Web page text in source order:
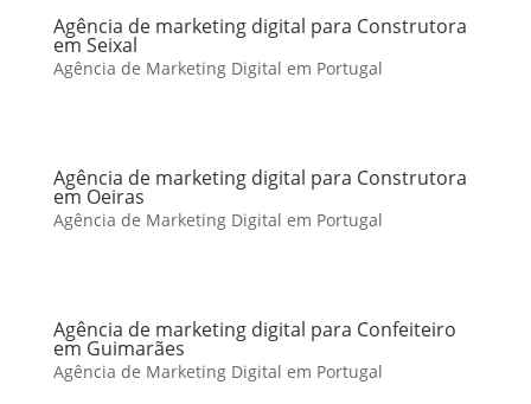
Agência de marketing digital para Construtora
em Seixal
Agência de Marketing Digital em Portugal
Agência de marketing digital para Construtora
em Oeiras
Agência de Marketing Digital em Portugal
Agência de marketing digital para Confeiteiro
em Guimarães
Agência de Marketing Digital em Portugal